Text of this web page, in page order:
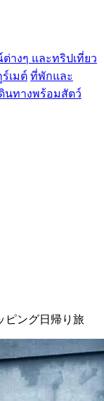
างๆ และทริปเที่ยว
ร์เมต์ ที่พักและ
นทางพร้อมสัตว์
ピング日帰り旅